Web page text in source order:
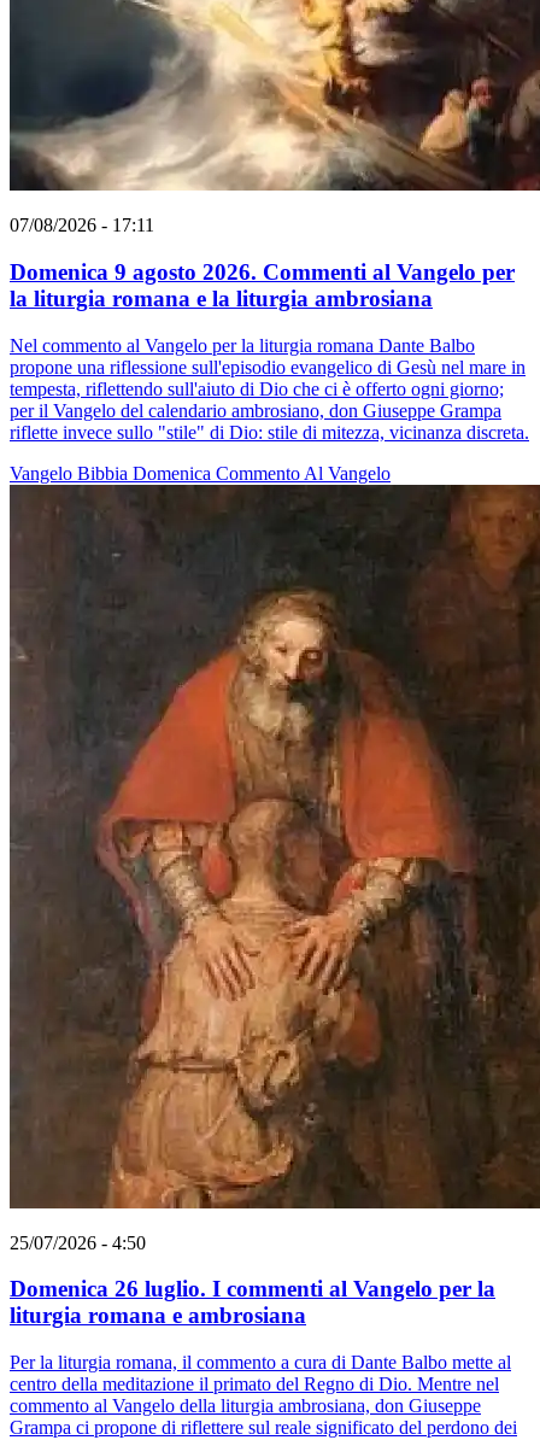
07/08/2026 - 17:11
Domenica 9 agosto 2026. Commenti al Vangelo per
la liturgia romana e la liturgia ambrosiana
Nel commento al Vangelo per la liturgia romana Dante Balbo
propone una riflessione sull'episodio evangelico di Gesù nel mare in
tempesta, riflettendo sull'aiuto di Dio che ci è offerto ogni giorno;
per il Vangelo del calendario ambrosiano, don Giuseppe Grampa
riflette invece sullo "stile" di Dio: stile di mitezza, vicinanza discreta.
Vangelo Bibbia Domenica Commento Al Vangelo
25/07/2026 - 4:50
Domenica 26 luglio. I commenti al Vangelo per la
liturgia romana e ambrosiana
Per la liturgia romana, il commento a cura di Dante Balbo mette al
centro della meditazione il primato del Regno di Dio. Mentre nel
commento al Vangelo della liturgia ambrosiana, don Giuseppe
Grampa ci propone di riflettere sul reale significato del perdono dei